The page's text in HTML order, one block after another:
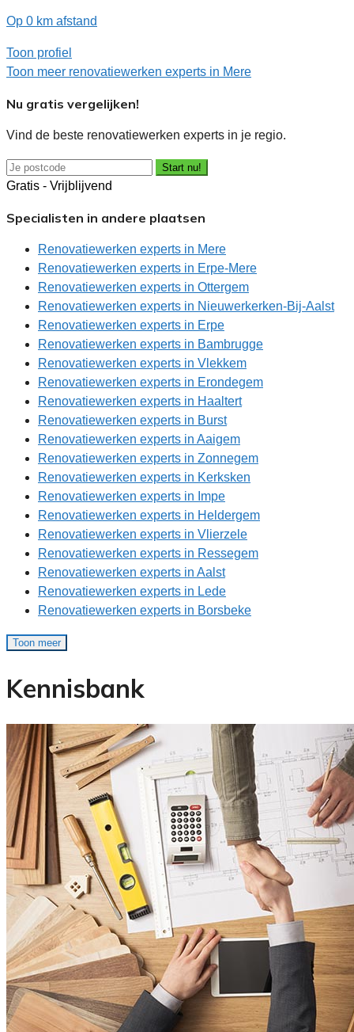
Op 0 km afstand
Toon profiel
Toon meer renovatiewerken experts in Mere
Nu gratis vergelijken!
Vind de beste renovatiewerken experts in je regio.
Start nu!
Gratis - Vrijblijvend
Specialisten in andere plaatsen
Renovatiewerken experts in Mere
Renovatiewerken experts in Erpe-Mere
Renovatiewerken experts in Ottergem
Renovatiewerken experts in Nieuwerkerken-Bij-Aalst
Renovatiewerken experts in Erpe
Renovatiewerken experts in Bambrugge
Renovatiewerken experts in Vlekkem
Renovatiewerken experts in Erondegem
Renovatiewerken experts in Haaltert
Renovatiewerken experts in Burst
Renovatiewerken experts in Aaigem
Renovatiewerken experts in Zonnegem
Renovatiewerken experts in Kerksken
Renovatiewerken experts in Impe
Renovatiewerken experts in Heldergem
Renovatiewerken experts in Vlierzele
Renovatiewerken experts in Ressegem
Renovatiewerken experts in Aalst
Renovatiewerken experts in Lede
Renovatiewerken experts in Borsbeke
Toon meer
Kennisbank